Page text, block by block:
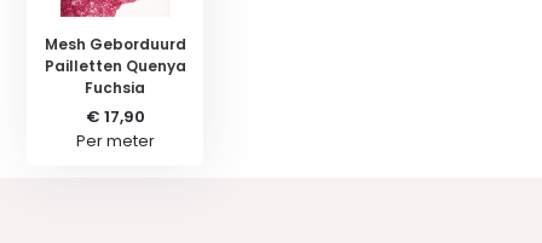
Mesh Geborduurd
Pailletten Quenya
Fuchsia
€ 17,90
Per meter